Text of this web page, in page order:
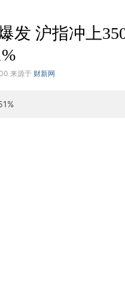
发 沪指冲上
来源于 财新网